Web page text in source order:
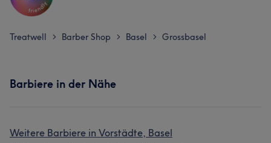
Treatwell > Barber Shop > Basel > Grossbasel
Barbiere in der Nähe
Weitere Barbiere in Vorstädte, Basel